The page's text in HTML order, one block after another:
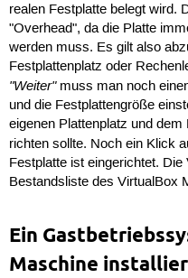
realen Festplatte belegt wird.
"Overhead", da die Platte
werden muss. Es gilt also
Festplattenplatz oder
"Weiter"muss man noch
und die Festplattengröße
eigenen Plattenplatz und
richten sollte. Noch ein Klick
Festplatte ist eingerichtet.
Bestandsliste des VirtualBox
Ein
Maschine